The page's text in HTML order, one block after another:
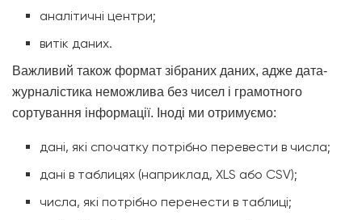
аналітичні центри;
витік даних.
Важливий також формат зібраних даних, адже дата-
журналістика неможлива без чисел і грамотного
сортування інформації. Іноді ми отримуємо:
дані, які спочатку потрібно перевести в числа;
дані в таблицях (наприклад, XLS або CSV);
числа, які потрібно перенести в таблиці;